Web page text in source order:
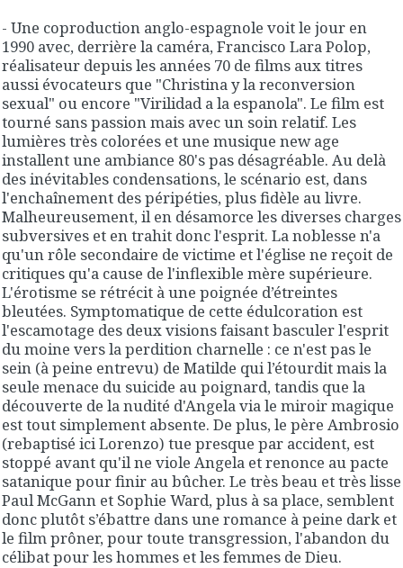
- Une coproduction anglo-espagnole voit le jour en
1990 avec, derrière la caméra, Francisco Lara Polop,
réalisateur depuis les années 70 de films aux titres
aussi évocateurs que "Christina y la reconversion
sexual" ou encore "Virilidad a la espanola". Le film est
tourné sans passion mais avec un soin relatif. Les
lumières très colorées et une musique new age
installent une ambiance 80's pas désagréable. Au delà
des inévitables condensations, le scénario est, dans
l'enchaînement des péripéties, plus fidèle au livre.
Malheureusement, il en désamorce les diverses charges
subversives et en trahit donc l'esprit. La noblesse n'a
qu'un rôle secondaire de victime et l'église ne reçoit de
critiques qu'a cause de l'inflexible mère supérieure.
L'érotisme se rétrécit à une poignée d’étreintes
bleutées. Symptomatique de cette édulcoration est
l'escamotage des deux visions faisant basculer l'esprit
du moine vers la perdition charnelle : ce n'est pas le
sein (à peine entrevu) de Matilde qui l’étourdit mais la
seule menace du suicide au poignard, tandis que la
découverte de la nudité d'Angela via le miroir magique
est tout simplement absente. De plus, le père Ambrosio
(rebaptisé ici Lorenzo) tue presque par accident, est
stoppé avant qu'il ne viole Angela et renonce au pacte
satanique pour finir au bûcher. Le très beau et très lisse
Paul McGann et Sophie Ward, plus à sa place, semblent
donc plutôt s’ébattre dans une romance à peine dark et
le film prôner, pour toute transgression, l'abandon du
célibat pour les hommes et les femmes de Dieu.